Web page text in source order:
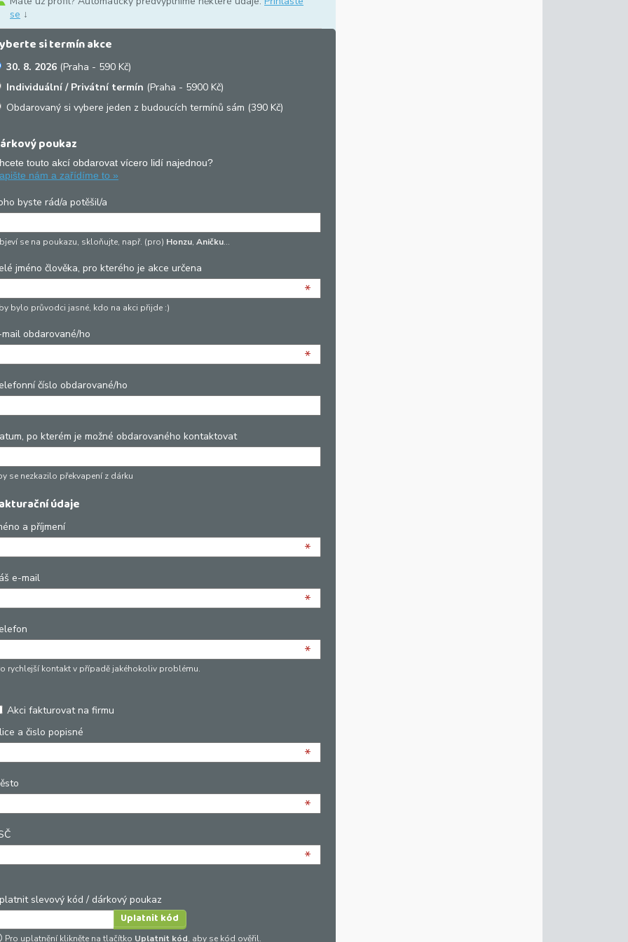
se ↓
si termín akce
30. 8. 2026 (Praha - 590 Kč)
Individuální / Privátní termín (Praha - 5900 Kč)
Obdarovaný si vybere jeden z budoucích termínů sám (390 Kč)
poukaz
touto akcí obdarovat vícero lidí najednou?
nám a zařídíme to »
byste rád/a potěšil/a
se na poukazu, skloňujte, např. (pro) Honzu, Aničku…
jméno člověka, pro kterého je akce určena
*
bylo průvodci jasné, kdo na akci přijde :)
mail obdarované/ho
*
číslo obdarované/ho
po kterém je možné obdarovaného kontaktovat
se nezkazilo překvapení z dárku
údaje
a příjmení
*
e-mail
*
*
rychlejší kontakt v případě jakéhokoliv problému.
Akci fakturovat na firmu
a čislo popisné
*
*
*
slevový kód / dárkový poukaz
Pro uplatnění klikněte na tlačítko Uplatnit kód, aby se kód ověřil.